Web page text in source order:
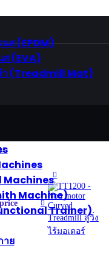
ส (EPDM)
ส (EVA)
า (Treadmill Mat)
Machines
Machine)
Trainer)
าย